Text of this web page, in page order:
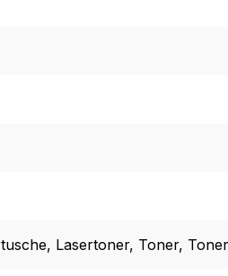
, Lasertoner, Toner,